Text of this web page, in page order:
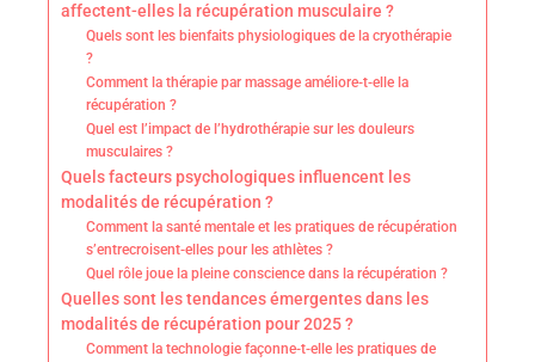
affectent-elles la récupération musculaire ?
Quels sont les bienfaits physiologiques de la cryothérapie
?
Comment la thérapie par massage améliore-t-elle la
récupération ?
Quel est l’impact de l’hydrothérapie sur les douleurs
musculaires ?
Quels facteurs psychologiques influencent les
modalités de récupération ?
Comment la santé mentale et les pratiques de récupération
s’entrecroisent-elles pour les athlètes ?
Quel rôle joue la pleine conscience dans la récupération ?
Quelles sont les tendances émergentes dans les
modalités de récupération pour 2025 ?
Comment la technologie façonne-t-elle les pratiques de